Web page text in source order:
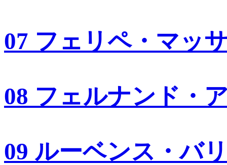
07 フェリペ・マッ
08 フェルナンド・
09 ルーベンス・バ